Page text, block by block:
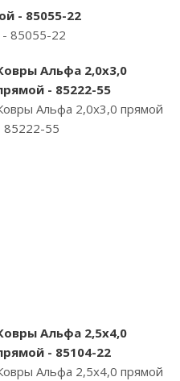
- 85055-22
85055-22
Альфа 2,0х3,0
- 85222-55
Альфа 2,0х3,0 прямой
85222-55
Альфа 2,5х4,0
- 85104-22
Альфа 2,5х4,0 прямой